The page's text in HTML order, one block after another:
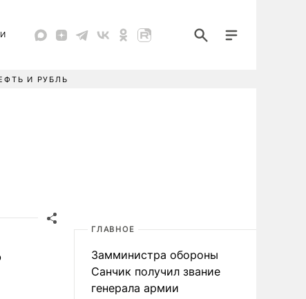
И РУБЛЬ
ГЛАВНОЕ
Замминистра обороны
Санчик получил звание
генерала армии